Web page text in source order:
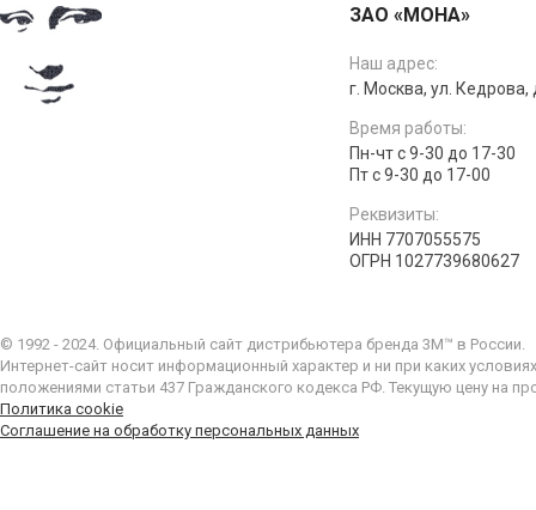
ЗАО «МОНА»
Наш адрес:
г. Москва, ул. Кедрова,
Время работы:
Пн-чт с 9-30 до 17-30
Пт с 9-30 до 17-00
Реквизиты:
ИНН 7707055575
ОГРН 1027739680627
© 1992 - 2024. Официальный сайт дистрибьютера бренда 3M™ в России.
Интернет-сайт носит информационный характер и ни при каких
положениями статьи 437 Гражданского кодекса РФ. Текущую цену на
Политика cookie
Соглашение на обработку персональных данных